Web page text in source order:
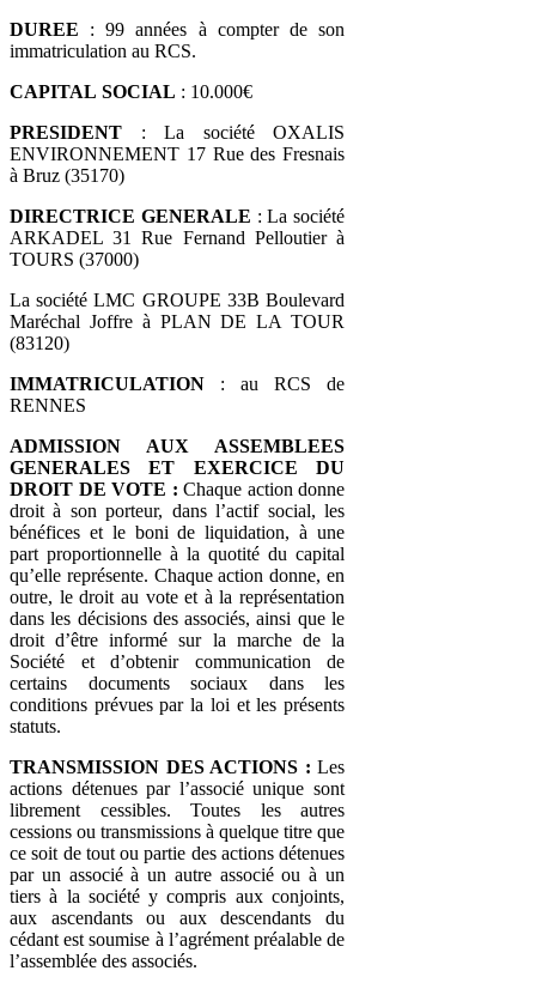
DUREE : 99 années à compter de son
immatriculation au RCS.
CAPITAL SOCIAL : 10.000€
PRESIDENT : La société OXALIS
ENVIRONNEMENT 17 Rue des Fresnais
à Bruz (35170)
DIRECTRICE GENERALE : La société
ARKADEL 31 Rue Fernand Pelloutier à
TOURS (37000)
La société LMC GROUPE 33B Boulevard
Maréchal Joffre à PLAN DE LA TOUR
(83120)
IMMATRICULATION : au RCS de
RENNES
ADMISSION AUX ASSEMBLEES
GENERALES ET EXERCICE DU
DROIT DE VOTE : Chaque action donne
droit à son porteur, dans l’actif social, les
bénéfices et le boni de liquidation, à une
part proportionnelle à la quotité du capital
qu’elle représente. Chaque action donne, en
outre, le droit au vote et à la représentation
dans les décisions des associés, ainsi que le
droit d’être informé sur la marche de la
Société et d’obtenir communication de
certains documents sociaux dans les
conditions prévues par la loi et les présents
statuts.
TRANSMISSION DES ACTIONS : Les
actions détenues par l’associé unique sont
librement cessibles. Toutes les autres
cessions ou transmissions à quelque titre que
ce soit de tout ou partie des actions détenues
par un associé à un autre associé ou à un
tiers à la société y compris aux conjoints,
aux ascendants ou aux descendants du
cédant est soumise à l’agrément préalable de
l’assemblée des associés.